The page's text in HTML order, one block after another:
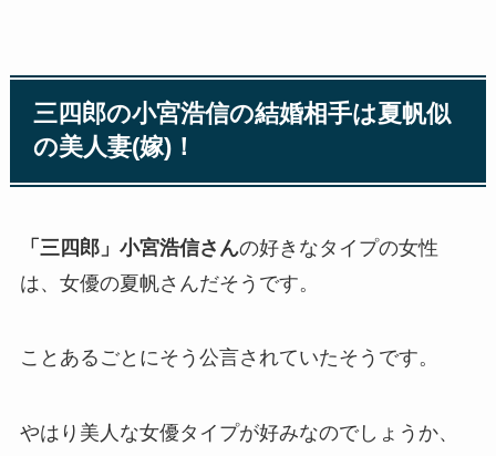
三四郎の小宮浩信の結婚相手は夏帆似
の美人妻(嫁)！
「三四郎」小宮浩信さんの好きなタイプの女性
は、女優の夏帆さんだそうです。
ことあるごとにそう公言されていたそうです。
やはり美人な女優タイプが好みなのでしょうか、